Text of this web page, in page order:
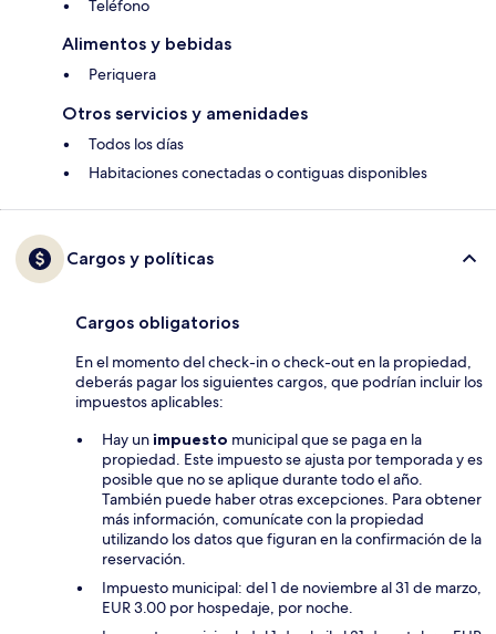
Teléfono
Alimentos y bebidas
Periquera
Otros servicios y amenidades
Todos los días
Habitaciones conectadas o contiguas disponibles
Cargos y políticas
Cargos obligatorios
En el momento del check-in o check-out en la propiedad,
deberás pagar los siguientes cargos, que podrían incluir los
impuestos aplicables:
Hay unimpuesto municipal que se paga en la
propiedad. Este impuesto se ajusta por temporada y es
posible que no se aplique durante todo el año.
También puede haber otras excepciones. Para obtener
más información, comunícate con la propiedad
utilizando los datos que figuran en la confirmación de la
reservación.
Impuesto municipal: del 1 de noviembre al 31 de marzo,
EUR 3.00 por hospedaje, por noche.